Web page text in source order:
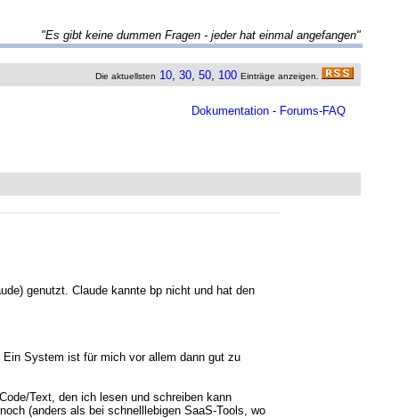
"Es gibt keine dummen Fragen - jeder hat einmal angefangen"
Die aktuellsten 10, 30, 50, 100 Einträge anzeigen.
Dokumentation - Forums-FAQ
genutzt. Claude kannte bp nicht und hat den
System ist für mich vor allem dann gut zu
Text, den ich lesen und schreiben kann
(anders als bei schnelllebigen SaaS-Tools, wo